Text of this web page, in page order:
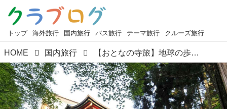
トップ 海外旅行 国内旅行 バス旅行 テーマ旅行 クルーズ旅行
HOME 国内旅行 【おとなの寺旅】地球の歩き方×クラブツーリズム共同企画！開運！京都御朱印巡りへ出掛けませんか？